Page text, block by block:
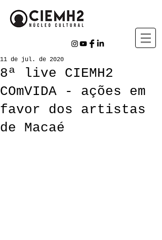
8ª live CIEMH2
COmVIDA - ações em
favor dos artistas
de Macaé
11 de jul. de 2020